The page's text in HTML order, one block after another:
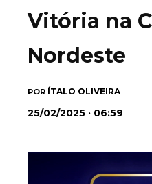
Vitória na
Nordeste
POR ÍTALO OLIVEIRA
25/02/2025 · 06:59